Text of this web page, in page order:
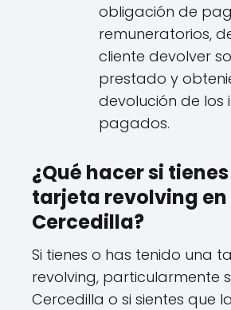
obligación de
remuneratorios,
cliente devolver
prestado y
devolución de los
pagados.
¿Qué hacer si
tarjeta revolving en
Cercedilla?
Si tienes o has tenido una
revolving, particularmente
Cercedilla o si sientes que